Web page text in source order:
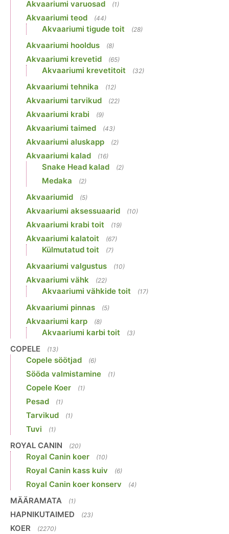
Akvaariumi varuosad (1)
Akvaariumi teod (44)
Akvaariumi tigude toit (28)
Akvaariumi hooldus (8)
Akvaariumi krevetid (65)
Akvaariumi krevetitoit (32)
Akvaariumi tehnika (12)
Akvaariumi tarvikud (22)
Akvaariumi krabi (9)
Akvaariumi taimed (43)
Akvaariumi aluskapp (2)
Akvaariumi kalad (16)
Snake Head kalad (2)
Medaka (2)
Akvaariumid (5)
Akvaariumi aksessuaarid (10)
Akvaariumi krabi toit (19)
Akvaariumi kalatoit (67)
Külmutatud toit (7)
Akvaariumi valgustus (10)
Akvaariumi vähk (22)
Akvaariumi vähkide toit (17)
Akvaariumi pinnas (5)
Akvaariumi karp (8)
Akvaariumi karbi toit (3)
COPELE (13)
Copele söötjad (6)
Sööda valmistamine (1)
Copele Koer (1)
Pesad (1)
Tarvikud (1)
Tuvi (1)
ROYAL CANIN (20)
Royal Canin koer (10)
Royal Canin kass kuiv (6)
Royal Canin koer konserv (4)
MÄÄRAMATA (1)
HAPNIKUTAIMED (23)
KOER (2270)